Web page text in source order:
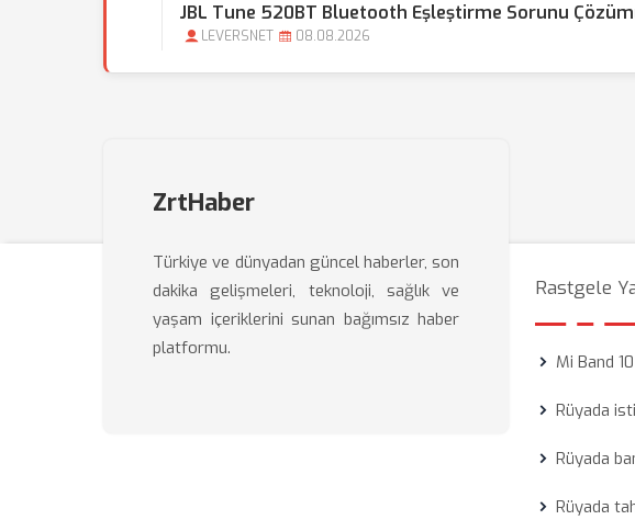
JBL Tune 520BT Bluetooth Eşleştirme Sorunu
LEVERSNET 08.08.2026
ZrtHaber
Türkiye ve dünyadan güncel haberler, son
dakika gelişmeleri, teknoloji, sağlık ve
yaşam içeriklerini sunan bağımsız haber
platformu.
Rastgele
Mi Band
Rüyada
Rüyada
Rüyada